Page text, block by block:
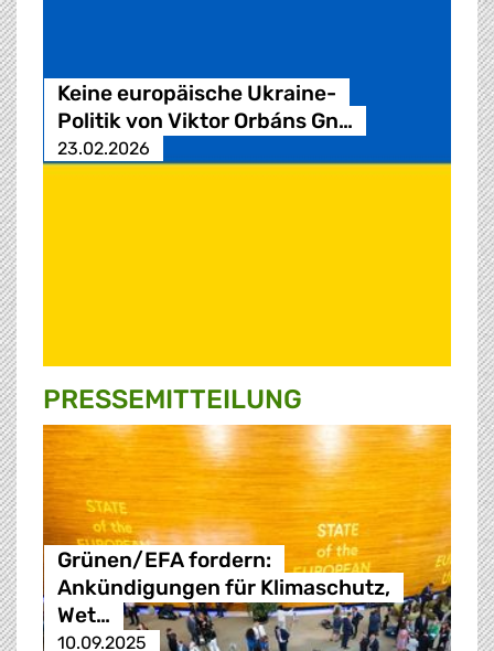
Keine europäische Ukraine-
Politik von Viktor Orbáns Gn…
23.02.2026
PRESSE­MITTEILUNG
Grünen/EFA fordern:
Ankündigungen für Klimaschutz,
Wet…
10.09.2025